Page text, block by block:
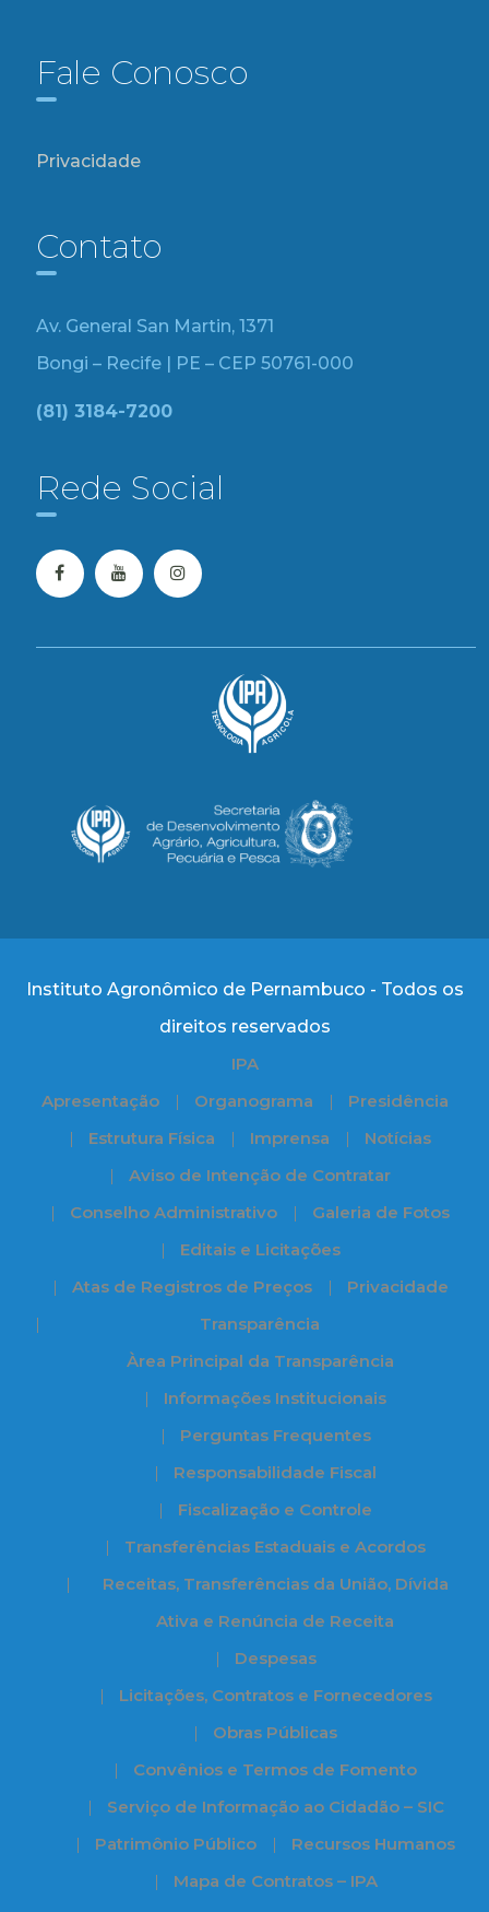
Fale Conosco
Privacidade
Contato
Av. General San Martin, 1371
Bongi – Recife | PE – CEP 50761-000
(81) 3184-7200
Rede Social
Instituto Agronômico de Pernambuco - Todos os
direitos reservados
IPA
Apresentação
Organograma
Presidência
Estrutura Física
Imprensa
Notícias
Aviso de Intenção de Contratar
Conselho Administrativo
Galeria de Fotos
Editais e Licitações
Atas de Registros de Preços
Privacidade
Transparência
Àrea Principal da Transparência
Informações Institucionais
Perguntas Frequentes
Responsabilidade Fiscal
Fiscalização e Controle
Transferências Estaduais e Acordos
Receitas, Transferências da União, Dívida
Ativa e Renúncia de Receita
Despesas
Licitações, Contratos e Fornecedores
Obras Públicas
Convênios e Termos de Fomento
Serviço de Informação ao Cidadão – SIC
Patrimônio Público
Recursos Humanos
Mapa de Contratos – IPA